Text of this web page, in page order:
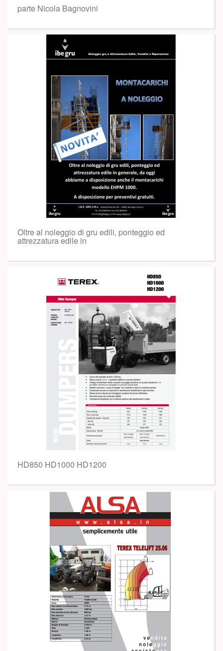
parte Nicola Bagnovini
Oltre al noleggio di gru edili, ponteggio ed
attrezzatura edile in
HD850 HD1000 HD1200